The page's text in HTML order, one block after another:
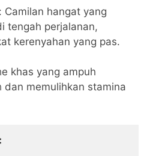
Camilan hangat yang
tengah perjalanan,
kerenyahan yang pas.
khas yang ampuh
memulihkan stamina